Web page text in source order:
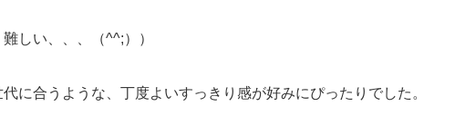
しい、、、（^^;））
に合うような、丁度よいすっきり感が好みにぴったりでした。